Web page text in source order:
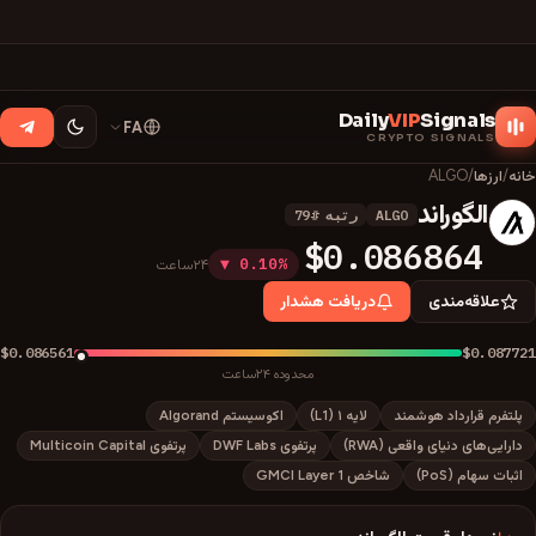
DailyVIPSignals
CRYPTO SIGNALS
FA
خانه/ارزها/
ALGO
A الگوراند ALGO رتبه#
79
$0.086864
▼ 0.10% ۲۴ساعت
علاقه‌مندی دریافت هشدار
$0.086561 $0.087721
محدوده ۲۴ساعت
پلتفرم قرارداد هوشمند لایه ۱ (L1)
اکوسیستم Algorand
دارایی‌های دنیای واقعی (RWA)
پرتفوی DWF Labs
پرتفوی Multicoin Capital
اثبات سهام (PoS)
شاخص GMCI Layer 1